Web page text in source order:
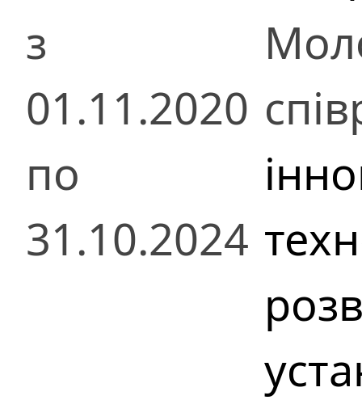
з
01.11.2020
по
31.10.2024